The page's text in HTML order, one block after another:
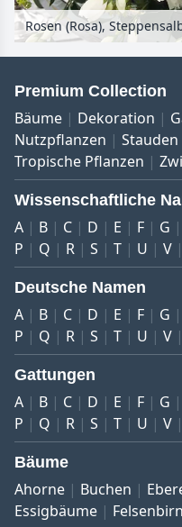
Premium Collection
Bäume Dekoration
Nutzpflanzen
Stauden
Tropische Pflanzen
Wissenschaftliche
A B C D E F G
P
Q R S T U V
Deutsche Namen
A B C D E F G
P
Q R S T U V
Gattungen
A B C D E F G
P
Q R S T U V
Bäume
Ahorne Buchen
Essigbäume